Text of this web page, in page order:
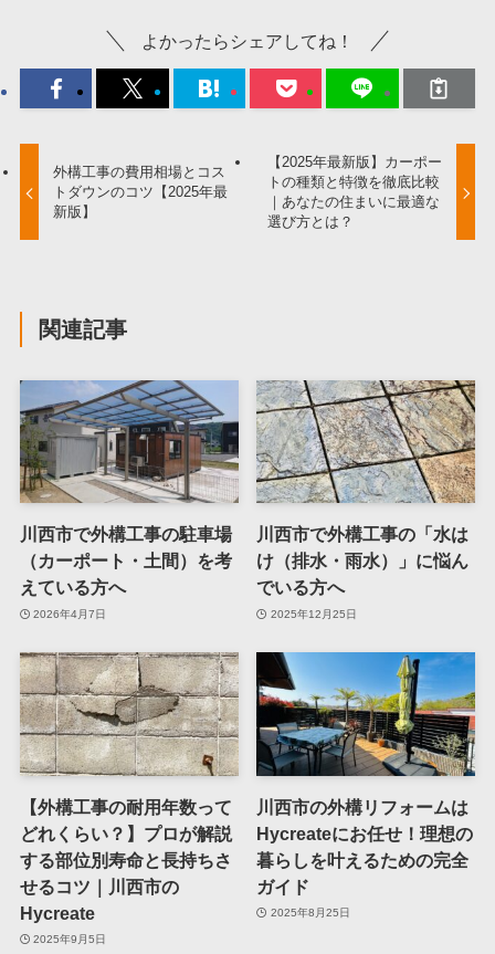
よかったらシェアしてね！
外構工事の費用相場とコス
トダウンのコツ【2025年最
新版】
【2025年最新版】カーポー
トの種類と特徴を徹底比較
｜あなたの住まいに最適な
選び方とは？
関連記事
川西市で外構工事の駐車場
（カーポート・土間）を考
えている方へ
2026年4月7日
川西市で外構工事の「水は
け（排水・雨水）」に悩ん
でいる方へ
2025年12月25日
【外構工事の耐用年数って
どれくらい？】プロが解説
する部位別寿命と長持ちさ
せるコツ｜川西市の
Hycreate
2025年9月5日
川西市の外構リフォームは
Hycreateにお任せ！理想の
暮らしを叶えるための完全
ガイド
2025年8月25日